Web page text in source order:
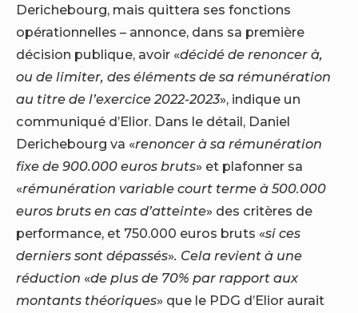
Derichebourg, mais quittera ses fonctions
opérationnelles – annonce, dans sa première
décision publique, avoir «décidé de renoncer à,
ou de limiter, des éléments de sa rémunération
au titre de l’exercice 2022-2023», indique un
communiqué d’Elior. Dans le détail, Daniel
Derichebourg va «renoncer à sa rémunération
fixe de 900.000 euros bruts» et plafonner sa
«rémunération variable court terme à 500.000
euros bruts en cas d’atteinte» des critères de
performance, et 750.000 euros bruts «si ces
derniers sont dépassés». Cela revient à une
réduction «de plus de 70% par rapport aux
montants théoriques» que le PDG d’Elior aurait